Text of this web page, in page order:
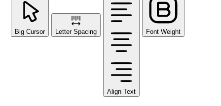
Big Cursor Letter Spacing
Align Text
Font Weight